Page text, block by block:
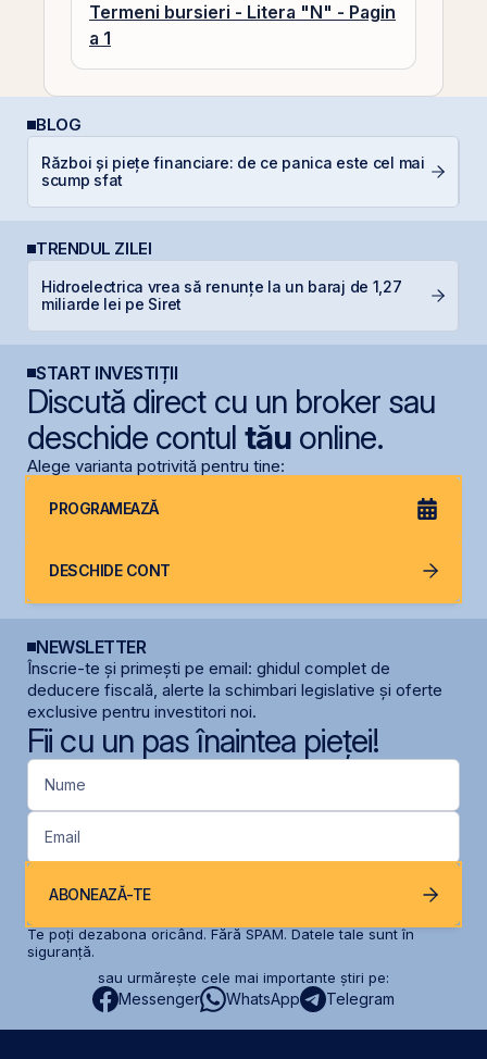
Termeni bursieri - Litera "N" - Pagin
a 1
BLOG
Război și piețe financiare: de ce panica este cel mai
scump sfat
TRENDUL ZILEI
Hidroelectrica vrea să renunțe la un baraj de 1,27
miliarde lei pe Siret
START INVESTIȚII
Discută direct cu un broker sau
deschide contul tăuonline.
Alege varianta potrivită pentru tine:
PROGRAMEAZĂ
DESCHIDE CONT
NEWSLETTER
Înscrie-te și primești pe email: ghidul complet de
deducere fiscală, alerte la schimbari legislative și oferte
exclusive pentru investitori noi.
Fii cu un pas înaintea pieței!
Nume
Email
ABONEAZĂ-TE
Te poți dezabona oricând. Fără SPAM. Datele tale sunt în
siguranță.
sau urmărește cele mai importante știri pe:
Messenger WhatsApp Telegram